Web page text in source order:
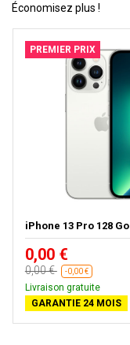
Économisez plus !
PREMIER PRIX
iPhone 13 Pro 128 Go
0,00 €
0,00 € -0,00 €
Livraison gratuite
GARANTIE 24 MOIS